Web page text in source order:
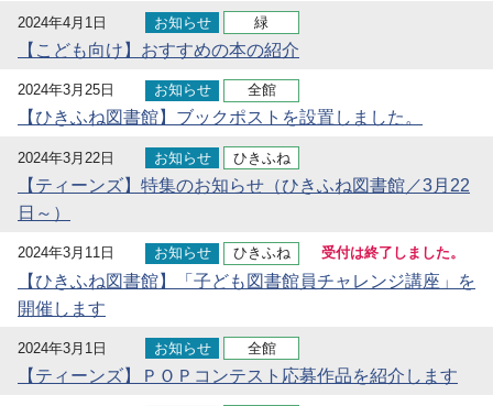
2024年4月1日 お知らせ 緑
【こども向け】おすすめの本の紹介
2024年3月25日 お知らせ 全館
【ひきふね図書館】ブックポストを設置しました。
2024年3月22日 お知らせ ひきふね
【ティーンズ】特集のお知らせ（ひきふね図書館／3月22
日～）
2024年3月11日 お知らせ ひきふね 受付は終了しました。
【ひきふね図書館】「子ども図書館員チャレンジ講座」を
開催します
2024年3月1日 お知らせ 全館
【ティーンズ】ＰＯＰコンテスト応募作品を紹介します